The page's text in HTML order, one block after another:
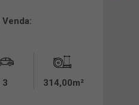
Venda:
3 314,00m²